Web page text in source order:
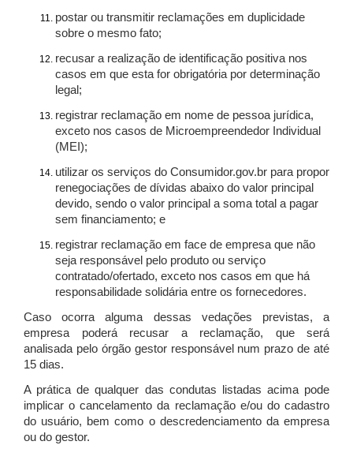
postar ou transmitir reclamações em duplicidade
sobre o mesmo fato;
recusar a realização de identificação positiva nos
casos em que esta for obrigatória por determinação
legal;
registrar reclamação em nome de pessoa jurídica,
exceto nos casos de Microempreendedor Individual
(MEI);
utilizar os serviços do Consumidor.gov.br para propor
renegociações de dívidas abaixo do valor principal
devido, sendo o valor principal a soma total a pagar
sem financiamento; e
registrar reclamação em face de empresa que não
seja responsável pelo produto ou serviço
contratado/ofertado, exceto nos casos em que há
responsabilidade solidária entre os fornecedores.
Caso ocorra alguma dessas vedações previstas, a
empresa poderá recusar a reclamação, que será
analisada pelo órgão gestor responsável num prazo de até
15 dias.
A prática de qualquer das condutas listadas acima pode
implicar o cancelamento da reclamação e/ou do cadastro
do usuário, bem como o descredenciamento da empresa
ou do gestor.